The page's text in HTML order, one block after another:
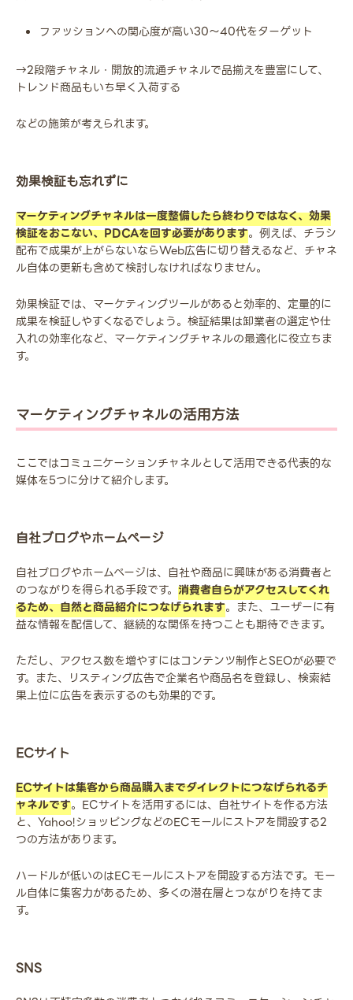
ファッションへの関心度が高い30～40代をターゲット
→2段階チャネル・開放的流通チャネルで品揃えを豊富にして、
トレンド商品もいち早く入荷する
などの施策が考えられます。
効果検証も忘れずに
マーケティングチャネルは一度整備したら終わりではなく、効果
検証をおこない、PDCAを回す必要があります。例えば、チラシ
配布で成果が上がらないならWeb広告に切り替えるなど、チャネ
ル自体の更新も含めて検討しなければなりません。
効果検証では、マーケティングツールがあると効率的、定量的に
成果を検証しやすくなるでしょう。検証結果は卸業者の選定や仕
入れの効率化など、マーケティングチャネルの最適化に役立ちま
す。
マーケティングチャネルの活用方法
ここではコミュニケーションチャネルとして活用できる代表的な
媒体を5つに分けて紹介します。
自社ブログやホームページ
自社ブログやホームページは、自社や商品に興味がある消費者と
のつながりを得られる手段です。 消費者自らがアクセスしてくれ
るため、自然と商品紹介につなげられます。また、ユーザーに有
益な情報を配信して、継続的な関係を持つことも期待できます。
ただし、アクセス数を増やすにはコンテンツ制作とSEOが必要で
す。また、リスティング広告で企業名や商品名を登録し、検索結
果上位に広告を表示するのも効果的です。
ECサイト
ECサイトは集客から商品購入までダイレクトにつなげられるチ
ャネルです。ECサイトを活用するには、自社サイトを作る方法
と、Yahoo!ショッピングなどのECモールにストアを開設する2
つの方法があります。
ハードルが低いのはECモールにストアを開設する方法です。モー
ル自体に集客力があるため、多くの潜在層とつながりを持てま
す。
SNS